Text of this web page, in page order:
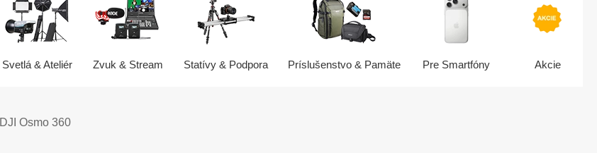
Svetlá & Ateliér Zvuk & Stream Statívy & Podpora Príslušenstvo & Pamäte Pre Smartfóny Akcie
DJI Osmo 360